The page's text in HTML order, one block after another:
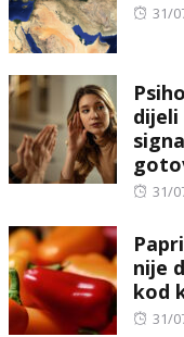
31/
31/
nije
kod
31/